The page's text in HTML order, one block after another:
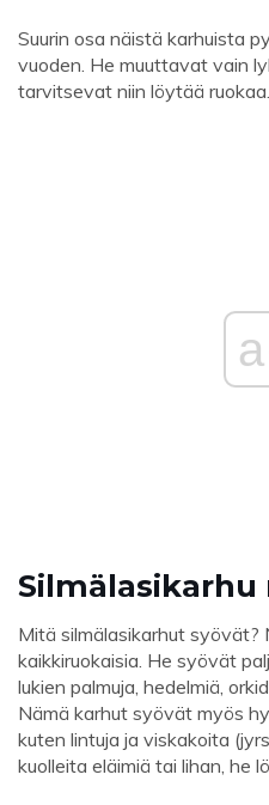
Suurin osa näistä karhuista
vuoden. He muuttavat vain
tarvitsevat niin löytää ruokaa.
Silmälasikarhu
Mitä silmälasikarhut syövät?
kaikkiruokaisia. He syövät
lukien palmuja, hedelmiä,
Nämä karhut syövät myös
kuten lintuja ja viskakoita
kuolleita eläimiä tai lihan, he